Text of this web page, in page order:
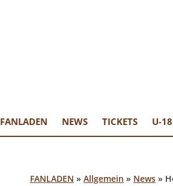
FANLADEN NEWS TICKETS U-
FANLADEN » Allgemein » News »